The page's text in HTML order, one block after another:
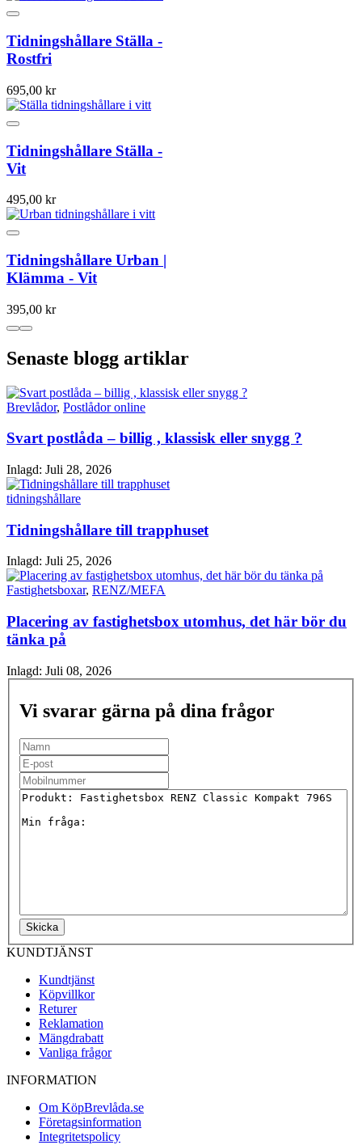
Tidningshållare Ställa -
Rostfri
695,00 kr
Tidningshållare Ställa -
Vit
495,00 kr
Tidningshållare Urban |
Klämma - Vit
395,00 kr
Senaste blogg artiklar
Brevlådor, Postlådor online
Svart postlåda – billig , klassisk eller snygg ?
Inlagd: Juli 28, 2026
tidningshållare
Tidningshållare till trapphuset
Inlagd: Juli 25, 2026
Fastighetsboxar, RENZ/MEFA
Placering av fastighetsbox utomhus, det här bör du
tänka på
Inlagd: Juli 08, 2026
Vi svarar gärna på dina frågor
Skicka
KUNDTJÄNST
Kundtjänst
Köpvillkor
Returer
Reklamation
Mängdrabatt
Vanliga frågor
INFORMATION
Om KöpBrevlåda.se
Företagsinformation
Integritetspolicy